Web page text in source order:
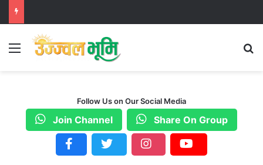
Menu
Follow Us on Our Social Media
Join Channel Share On Group